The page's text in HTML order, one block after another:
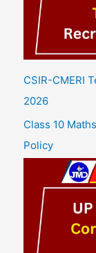
CSIR-CMERI
2026
Class 10
Policy